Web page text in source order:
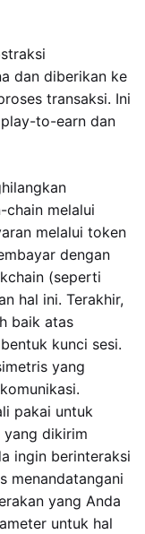
dan diberikan ke
transaksi. Ini
to-earn dan
chain melalui
melalui token
dengan
(seperti
hal ini. Terakhir,
baik atas
kunci sesi.
yang
pakai untuk
dikirim
ingin berinteraksi
menandatangani
yang Anda
untuk hal